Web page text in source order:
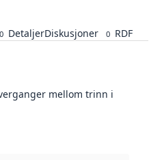
0 DetaljerDiskusjoner 0 RDF
mellom trinn i